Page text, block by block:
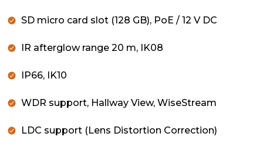
SD micro card slot (128 GB), PoE / 12 V DC
IR afterglow range 20 m, IK08
IP66, IK10
WDR support, Hallway View, WiseStream
LDC support (Lens Distortion Correction)